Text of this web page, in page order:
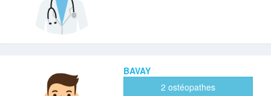
BAVAY
2 ostéopathes